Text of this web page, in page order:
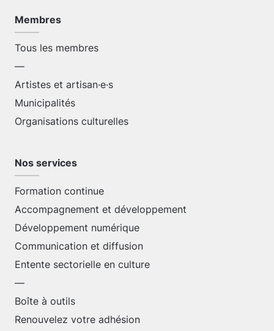
Membres
Tous les membres
—
Artistes et artisan·e·s
Municipalités
Organisations culturelles
Nos services
Formation continue
Accompagnement et développement
Développement numérique
Communication et diffusion
Entente sectorielle en culture
—
Boîte à outils
Renouvelez votre adhésion